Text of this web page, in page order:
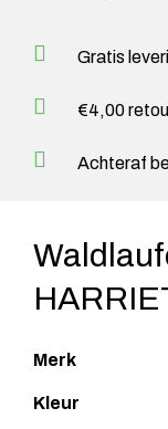
Gratis
€4,00
Achteraf
Merk
Kleur